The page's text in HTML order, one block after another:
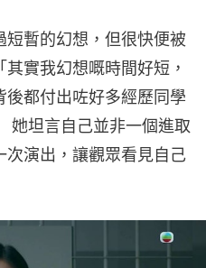
短暫的幻想，但很快便被
實我幻想嘅時間好短，
後都付出咗好多經歷同學
她坦言自己並非一個進取
次演出，讓觀眾看見自己